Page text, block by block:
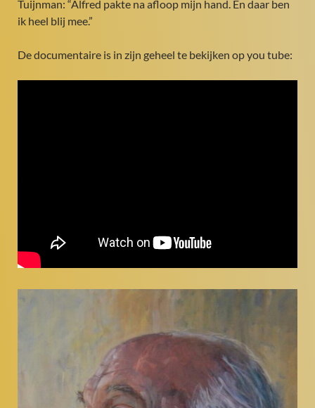
Tuijnman: “Alfred pakte na afloop mijn hand. En daar ben
ik heel blij mee.”
De documentaire is in zijn geheel te bekijken op you tube: